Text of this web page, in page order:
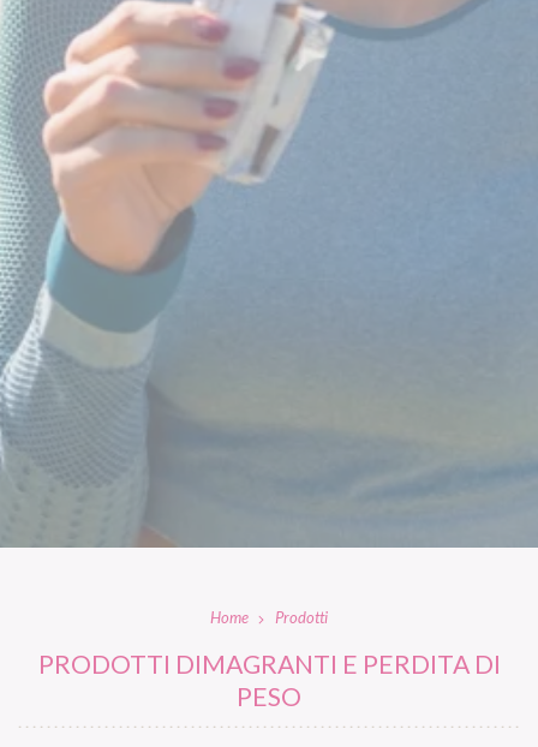
Home Prodotti
PRODOTTI DIMAGRANTI E PERDITA DI
PESO